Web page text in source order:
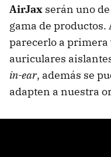
AirJax serán uno
gama de productos.
parecerlo a primera
auriculares
in-ear, además se
adapten a nuestra